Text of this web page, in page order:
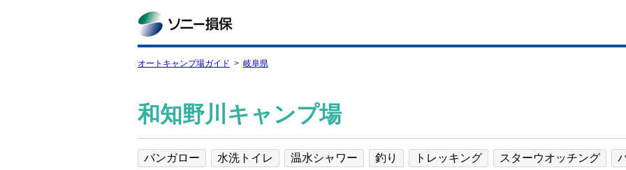
オートキャンプ場ガイド 岐阜県
和知野川キャンプ場
バンガロー 水洗トイレ 温水シャワー 釣り トレッキング スターウオッチング